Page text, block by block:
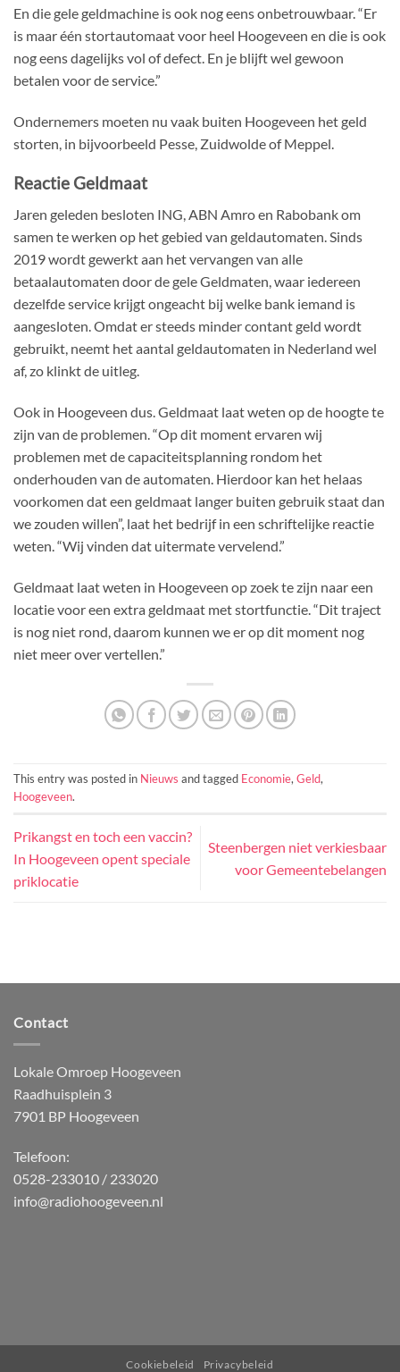
En die gele geldmachine is ook nog eens onbetrouwbaar. “Er
is maar één stortautomaat voor heel Hoogeveen en die is ook
nog eens dagelijks vol of defect. En je blijft wel gewoon
betalen voor de service.”
Ondernemers moeten nu vaak buiten Hoogeveen het geld
storten, in bijvoorbeeld Pesse, Zuidwolde of Meppel.
Reactie Geldmaat
Jaren geleden besloten ING, ABN Amro en Rabobank om
samen te werken op het gebied van geldautomaten. Sinds
2019 wordt gewerkt aan het vervangen van alle
betaalautomaten door de gele Geldmaten, waar iedereen
dezelfde service krijgt ongeacht bij welke bank iemand is
aangesloten. Omdat er steeds minder contant geld wordt
gebruikt, neemt het aantal geldautomaten in Nederland wel
af, zo klinkt de uitleg.
Ook in Hoogeveen dus. Geldmaat laat weten op de hoogte te
zijn van de problemen. “Op dit moment ervaren wij
problemen met de capaciteitsplanning rondom het
onderhouden van de automaten. Hierdoor kan het helaas
voorkomen dat een geldmaat langer buiten gebruik staat dan
we zouden willen”, laat het bedrijf in een schriftelijke reactie
weten. “Wij vinden dat uitermate vervelend.”
Geldmaat laat weten in Hoogeveen op zoek te zijn naar een
locatie voor een extra geldmaat met stortfunctie. “Dit traject
is nog niet rond, daarom kunnen we er op dit moment nog
niet meer over vertellen.”
This entry was posted in Nieuws and tagged Economie, Geld,
Hoogeveen.
Prikangst en toch een vaccin?
In Hoogeveen opent speciale
priklocatie
Steenbergen niet verkiesbaar
voor Gemeentebelangen
Contact
Lokale Omroep Hoogeveen
Raadhuisplein 3
7901 BP Hoogeveen
Telefoon:
0528-233010 / 233020
info@radiohoogeveen.nl
Cookiebeleid Privacybeleid